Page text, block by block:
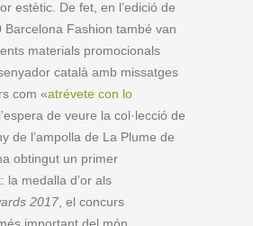
estètic. De fet, en l’edició de
Barcelona Fashion també van
materials promocionals
català amb missatges
com «atrévete con lo
de veure la col·lecció de
de l’ampolla de La Plume de
obtingut un primer
la medalla d’or als
2017 , el concurs
important del món.